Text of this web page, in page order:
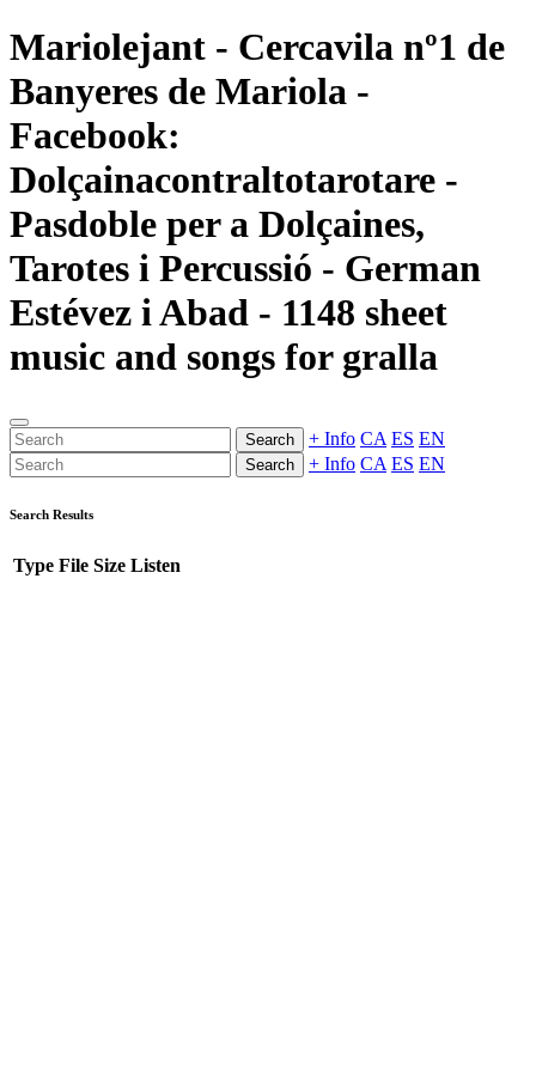
Mariolejant - Cercavila nº1 de
Banyeres de Mariola -
Facebook:
Dolçainacontraltotarotare -
Pasdoble per a Dolçaines,
Tarotes i Percussió - German
Estévez i Abad - 1148 sheet
music and songs for gralla
Search + Info CA ES EN
Search + Info CA ES EN
Search Results
Type File Size Listen